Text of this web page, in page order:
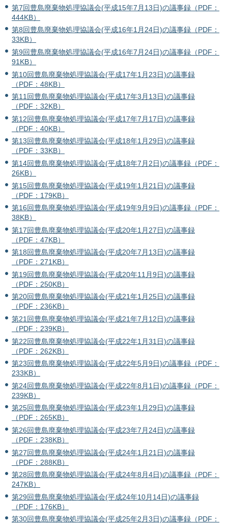
第7回豊島廃棄物処理協議会(平成15年7月13日)の議事録（PDF：
444KB）
第8回豊島廃棄物処理協議会(平成16年1月24日)の議事録（PDF：
33KB）
第9回豊島廃棄物処理協議会(平成16年7月24日)の議事録（PDF：
91KB）
第10回豊島廃棄物処理協議会(平成17年1月23日)の議事録
（PDF：48KB）
第11回豊島廃棄物処理協議会(平成17年3月13日)の議事録
（PDF：32KB）
第12回豊島廃棄物処理協議会(平成17年7月17日)の議事録
（PDF：40KB）
第13回豊島廃棄物処理協議会(平成18年1月29日)の議事録
（PDF：33KB）
第14回豊島廃棄物処理協議会(平成18年7月2日)の議事録（PDF：
26KB）
第15回豊島廃棄物処理協議会(平成19年1月21日)の議事録
（PDF：179KB）
第16回豊島廃棄物処理協議会(平成19年9月9日)の議事録（PDF：
38KB）
第17回豊島廃棄物処理協議会(平成20年1月27日)の議事録
（PDF：47KB）
第18回豊島廃棄物処理協議会(平成20年7月13日)の議事録
（PDF：271KB）
第19回豊島廃棄物処理協議会(平成20年11月9日)の議事録
（PDF：250KB）
第20回豊島廃棄物処理協議会(平成21年1月25日)の議事録
（PDF：236KB）
第21回豊島廃棄物処理協議会(平成21年7月12日)の議事録
（PDF：239KB）
第22回豊島廃棄物処理協議会(平成22年1月31日)の議事録
（PDF：262KB）
第23回豊島廃棄物処理協議会(平成22年5月9日)の議事録（PDF：
233KB）
第24回豊島廃棄物処理協議会(平成22年8月1日)の議事録（PDF：
239KB）
第25回豊島廃棄物処理協議会(平成23年1月29日)の議事録
（PDF：265KB）
第26回豊島廃棄物処理協議会(平成23年7月24日)の議事録
（PDF：238KB）
第27回豊島廃棄物処理協議会(平成24年1月21日)の議事録
（PDF：288KB）
第28回豊島廃棄物処理協議会(平成24年8月4日)の議事録（PDF：
247KB）
第29回豊島廃棄物処理協議会(平成24年10月14日)の議事録
（PDF：176KB）
第30回豊島廃棄物処理協議会(平成25年2月3日)の議事録（PDF：